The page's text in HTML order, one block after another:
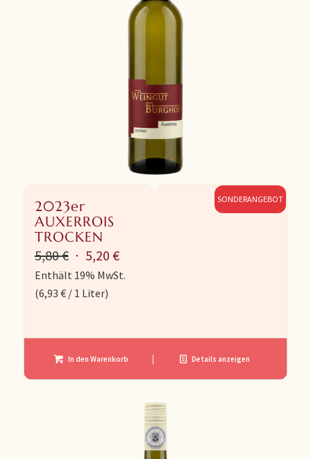
2023er
AUXERROIS
TROCKEN
5,80€ Ursprünglicher
Preis
war:
5,20 €Aktueller
Preis
Enthält 19% MwSt.
(6,93 €/ 1 Liter)
SONDERANGEBOT
In den Warenkorb Details anzeigen